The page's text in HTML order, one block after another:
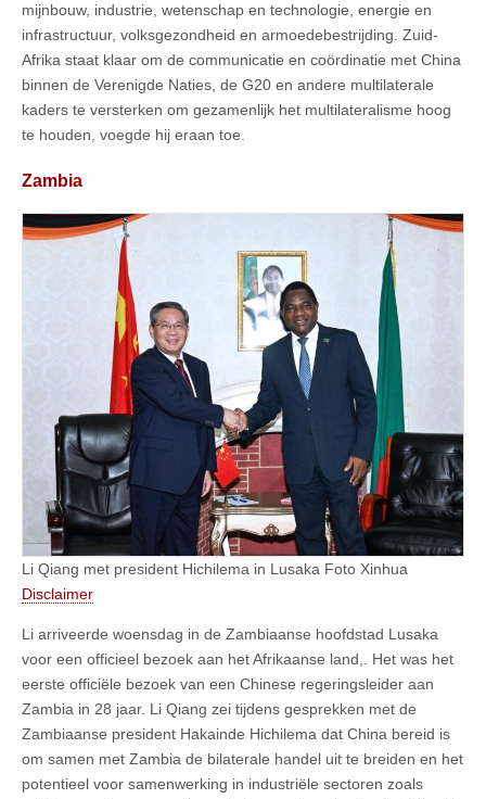
mijnbouw, industrie, wetenschap en technologie, energie en
infrastructuur, volksgezondheid en armoedebestrijding. Zuid-
Afrika staat klaar om de communicatie en coördinatie met China
binnen de Verenigde Naties, de G20 en andere multilaterale
kaders te versterken om gezamenlijk het multilateralisme hoog
te houden, voegde hij eraan toe.
Zambia
Li Qiang met president Hichilema in Lusaka Foto Xinhua
Disclaimer
Li arriveerde woensdag in de Zambiaanse hoofdstad Lusaka
voor een officieel bezoek aan het Afrikaanse land,. Het was het
eerste officiële bezoek van een Chinese regeringsleider aan
Zambia in 28 jaar. Li Qiang zei tijdens gesprekken met de
Zambiaanse president Hakainde Hichilema dat China bereid is
om samen met Zambia de bilaterale handel uit te breiden en het
potentieel voor samenwerking in industriële sectoren zoals